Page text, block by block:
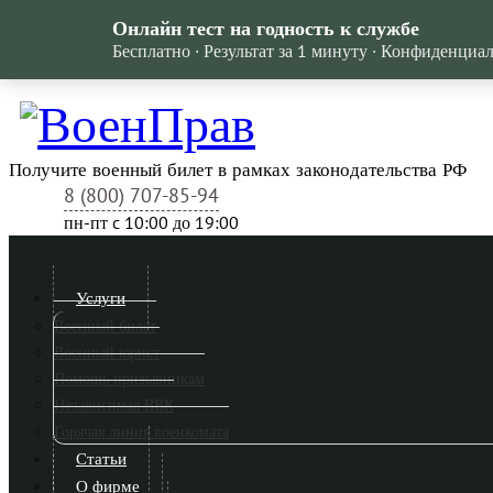
Получите военный билет в рамках законодательства РФ
8 (800) 707-85-94
пн-пт c 10:00 до 19:00
Услуги
Военный билет
Военный юрист
Помощь призывникам
Независимая ВВК
Горячая линия военкомата
Статьи
О фирме
Онлайн тест на годность к службе
Бесплатно · Результат за 1 минуту ·